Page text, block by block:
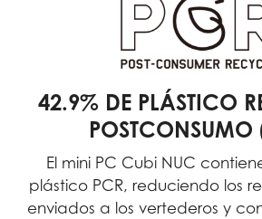
42.9% DE PLÁSTICO
POSTCONSUMO
El mini PC Cubi NUC
plástico PCR, reduciendo los
enviados a los vertederos y